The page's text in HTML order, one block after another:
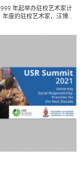
年起举办驻校艺术家计
度的驻校艺术家，汪博...